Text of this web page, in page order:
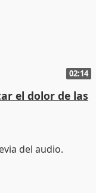
02:14
el dolor de las